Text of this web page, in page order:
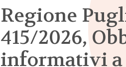
Regione
415/2026,
informativi a